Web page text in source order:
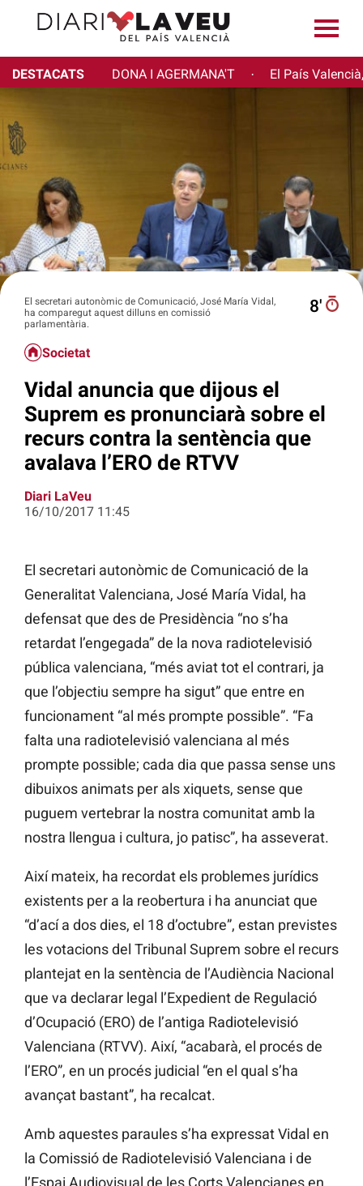
DESTACATS DONA I AGERMANA'T · El País
El secretari autonòmic de Comunicació, José María Vidal,
ha comparegut aquest dilluns en comissió
parlamentària.
8′
Societat
Vidal anuncia que dijous el
Suprem es pronunciarà sobre el
recurs contra la sentència que
avalava l’ERO de RTVV
Diari LaVeu
16/10/2017 11:45
El secretari autonòmic de Comunicació de la
Generalitat Valenciana, José María Vidal, ha
defensat que des de Presidència “no s’ha
retardat l’engegada” de la nova radiotelevisió
pública valenciana, “més aviat tot el contrari, ja
que l’objectiu sempre ha sigut” que entre en
funcionament “al més prompte possible”. “Fa
falta una radiotelevisió valenciana al més
prompte possible; cada dia que passa sense uns
dibuixos animats per als xiquets, sense que
puguem vertebrar la nostra comunitat amb la
nostra llengua i cultura, jo patisc”, ha asseverat.
Així mateix, ha recordat els problemes jurídics
existents per a la reobertura i ha anunciat que
“d’ací a dos dies, el 18 d’octubre”, estan previstes
les votacions del Tribunal Suprem sobre el recurs
plantejat en la sentència de l’Audiència Nacional
que va declarar legal l’Expedient de Regulació
d’Ocupació (ERO) de l’antiga Radiotelevisió
Valenciana (RTVV). Així, “acabarà, el procés de
l’ERO”, en un procés judicial “en el qual s’ha
avançat bastant”, ha recalcat.
Amb aquestes paraules s’ha expressat Vidal en
la Comissió de Radiotelevisió Valenciana i de
l’Espai Audiovisual de les Corts Valencianes en